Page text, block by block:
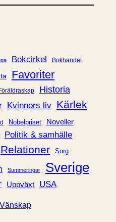
Bokcirkel Bokhandel
Favoriter
Historia
Kvinnors liv Kärlek
Nobelpriset Noveller
Politik & samhälle
Relationer Sorg
Summeringar Sverige
Uppväxt USA
Vänskap